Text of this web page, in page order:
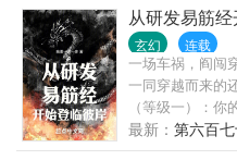
从研发易筋
玄幻 连载
一场车祸，阎闯
一同穿越而来的
（等级一）：
率，并且，听讲
得相应‘心得’。
最新： 第六百